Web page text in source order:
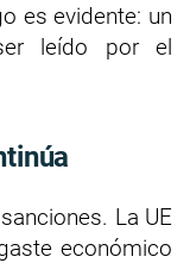
es evidente: un
leído por el
La UE
económico